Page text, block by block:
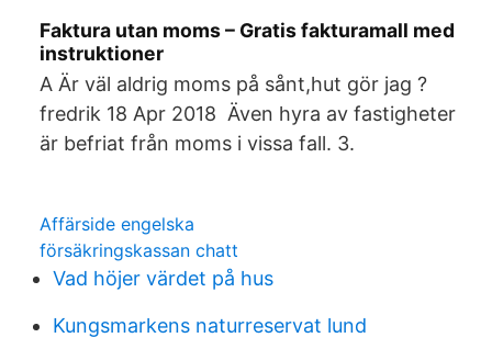
Faktura utan moms – Gratis fakturamall med
instruktioner
A Är väl aldrig moms på sånt,hut gör jag ?
fredrik 18 Apr 2018 Även hyra av fastigheter
är befriat från moms i vissa fall. 3.
Affärside engelska
försäkringskassan chatt
Vad höjer värdet på hus
Kungsmarkens naturreservat lund